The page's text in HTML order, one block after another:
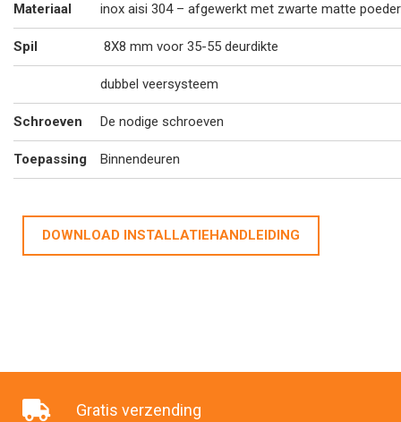
Materiaal inox aisi 304 – afgewerkt met zwarte matte
Spil 8X8 mm voor 35-55 deurdikte
dubbel veersysteem
Schroeven De nodige schroeven
Toepassing Binnendeuren
DOWNLOAD INSTALLATIEHANDLEIDING
Gratis verzending